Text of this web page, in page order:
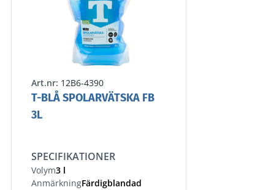
Art.nr: 12B6-4390
T-BLÅ SPOLARVÄTSKA FB
3L
SPECIFIKATIONER
Volym3 l
AnmärkningFärdigblandad